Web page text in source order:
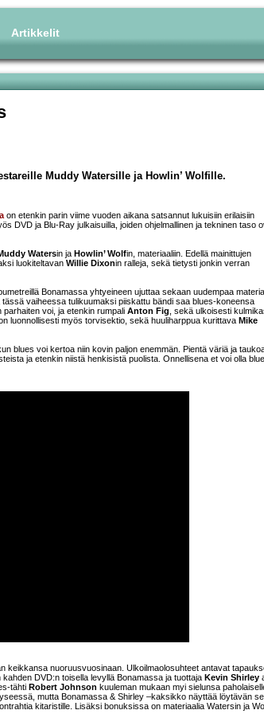
Artikkelit
Muddy Watersille ja Howlin’ Wolfille.
on etenkin parin viime vuoden aikana satsannut lukuisiin erilaisiin
DVD ja Blu-Ray julkaisuilla, joiden ohjelmallinen ja tekninen taso
Watersin ja Howlin’ Wolfin, materiaaliin. Edellä mainittujen
luokiteltavan Willie Dixonin ralleja, sekä tietysti jonkin verran
Bonamassa yhtyeineen ujuttaa sekaan uudempaa
tässä vaiheessa tulikuumaksi piiskattu bändi saa blues-koneensa
voi, ja etenkin rumpali Anton Fig, sekä ulkoisesti
luonnollisesti myös torvisektio, sekä huuliharppua kurittava Mike
blues voi kertoa niin kovin paljon enemmän. Pientä väriä ja
ja etenkin niistä henkisistä puolista. Onnellisena et voi olla
keikkansa nuoruusvuosinaan. Ulkoilmaolosuhteet antavat
DVD:n toisella levyllä Bonamassa ja tuottaja Kevin Shirley
tähti Robert Johnson kuuleman mukaan myi sielunsa
mutta Bonamassa & Shirley –kaksikko näyttää löytävän
kitaristille. Lisäksi bonuksissa on materiaalia Watersin ja